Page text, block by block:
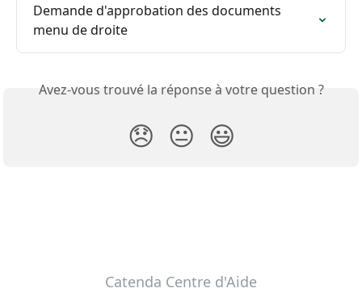
Demande d'approbation des documents
menu de droite
Avez-vous trouvé la réponse à votre question ?
😞 😐 😃
Catenda Centre d'Aide